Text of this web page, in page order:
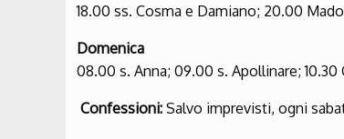
18.00 ss. Cosma e Damiano; 20.00
Domenica
08.00 s. Anna; 09.00 s. Apollinare; 10.30
Confessioni: Salvo imprevisti, ogni